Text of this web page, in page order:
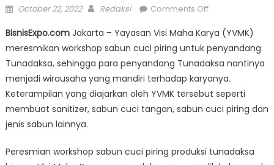
Posted
October 22, 2022 Author
Redaksi Comments Offon
Bekali
Tunadaksa
Buat
Sabun
Cuci
Piring
BisnisExpo.comJakarta – Yayasan Visi Maha Karya (YVMK)
meresmikan workshop sabun cuci piring untuk penyandang
Tunadaksa, sehingga para penyandang Tunadaksa nantinya
menjadi wirausaha yang mandiri terhadap karyanya.
Keterampilan yang diajarkan oleh YVMK tersebut seperti
membuat sanitizer, sabun cuci tangan, sabun cuci piring dan
jenis sabun lainnya.
Peresmian workshop sabun cuci piring produksi tunadaksa